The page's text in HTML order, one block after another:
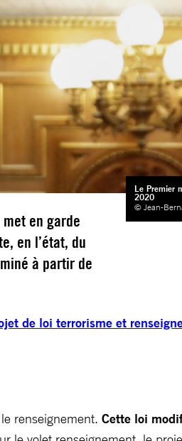
Le Premier
2020
© Jean-
en garde
en l’état, du
à partir de
de loi terrorisme et
renseignement. Cette loi